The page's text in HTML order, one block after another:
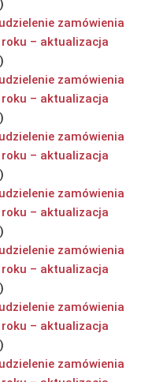
zamówienia
– aktualizacja
zamówienia
– aktualizacja
zamówienia
– aktualizacja
zamówienia
– aktualizacja
zamówienia
– aktualizacja
zamówienia
– aktualizacja
zamówienia